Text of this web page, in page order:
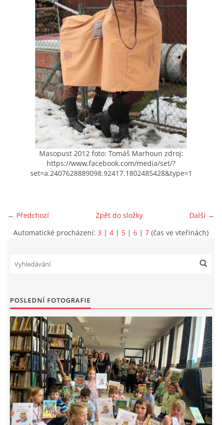
WEBOVÁ KAMERA
VIDEA Z DRONU
STREET ART
"KNIHOBUDKY"
ČASOSBĚRY - CHRÁŠŤANY
PROJEKT FLYNN "KNIHOVNA" CARSEN
GRANTY A DOTACE
MOBILNÍ APLIKACE
VÝZNAČNÍ RODÁCI
FOTOALBUM
PODĚKOVÁNÍ
NAPSALI O NÁS....
Masopust 2012 foto: Tomáš Marhoun zdroj:
https://www.facebook.com/media/set/?
set=a.2407628889098.92417.1802485428&type=1
← Předchozí Další →
Zpět do složky
Automatické procházení: 3 | 4 | 5 | 6 | 7 (čas ve vteřinách)
POSLEDNÍ FOTOGRAFIE